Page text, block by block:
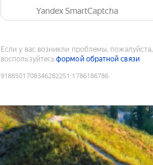
Yandex SmartCaptcha
Если у вас возникли проблемы, пожалуйста,
воспользуйтесьформой обратной связи
9188501708346282251 :1786186786